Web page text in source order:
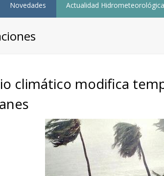
Novedades Actualidad Hidrometeorológica
climático modifica